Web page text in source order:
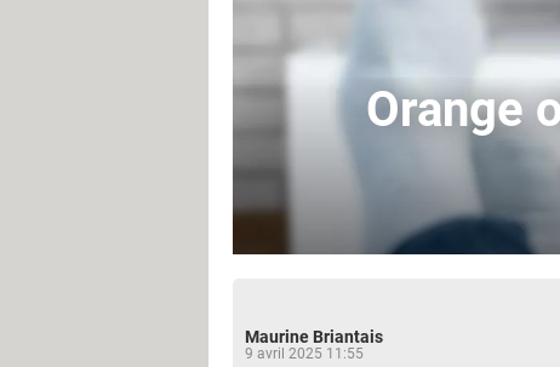
Orange
Maurine Briantais
9 avril 2025 11:55